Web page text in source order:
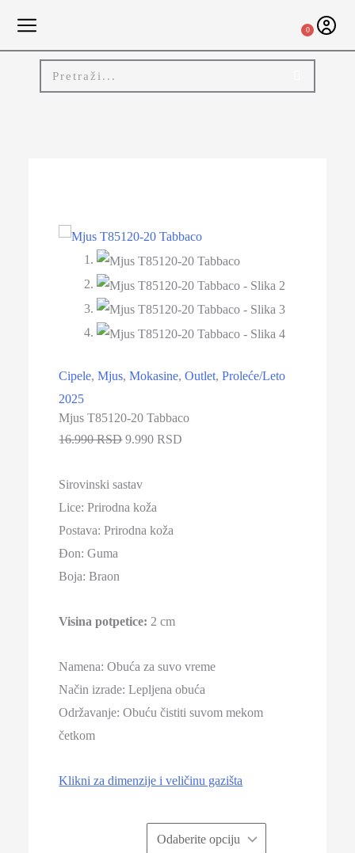
0
Cipele,Mjus,Mokasine,Outlet,Proleće/Leto
2025
Mjus T85120-20 Tabbaco
16.990 RSD 9.990 RSD
Sirovinski sastav
Lice:Prirodna koža
Postava: Prirodna koža
Đon: Guma
Boja:Braon
Visina potpetice: 2 cm
Namena: Obuća za suvo vreme
Način izrade: Lepljena obuća
Održavanje: Obuću čistiti suvom mekom
četkom
Klikni za dimenzije i veličinu gazišta